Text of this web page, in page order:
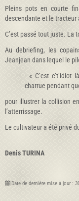
Pleins pots en courte
descendante et le tracteur
C’est passé tout juste. La
Au debriefing, les
Jeanjean dans lequel le
- « C’est
charrue pendant
pour illustrer la collision
l’atterrissage.
Le cultivateur a été privé
Denis TURINA
Date de dernière mise à jour :